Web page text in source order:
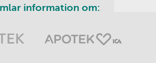
information om: